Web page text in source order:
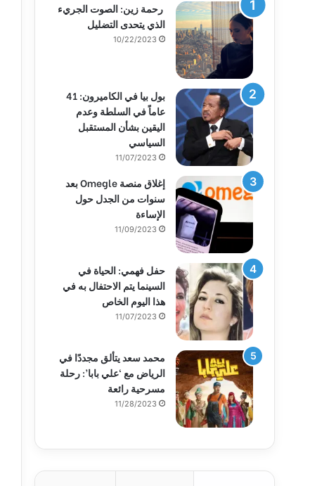
رحمة زين: الصوت الجريء
الذي يتحدى التضليل
10/22/2023
بول بيا في الكاميرون: 41
عاماً في السلطة وعدم
اليقين بشأن المستقبل
السياسي
11/07/2023
إغلاق منصة Omegle بعد
سنوات من الجدل حول
الإساءة
11/09/2023
حفل فهمي: الحياة في
السينما يتم الاحتفال به في
هذا اليوم الخاص
11/07/2023
محمد سعد يتألق مجددًا في
الرياض مع ‘علي بابا’: رحلة
مسرحية رائعة
11/28/2023